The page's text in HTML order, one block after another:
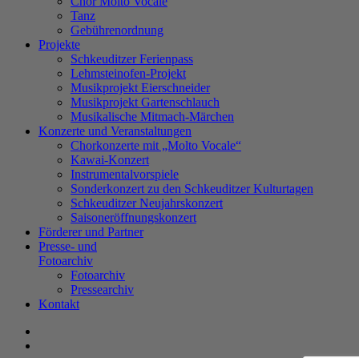
Tanz
Gebührenordnung
Projekte
Schkeuditzer Ferienpass
Lehmsteinofen-Projekt
Musikprojekt Eierschneider
Musikprojekt Gartenschlauch
Musikalische Mitmach-Märchen
Konzerte und Veranstaltungen
Chorkonzerte mit „Molto Vocale“
Kawai-Konzert
Instrumentalvorspiele
Sonderkonzert zu den Schkeuditzer Kulturtagen
Schkeuditzer Neujahrskonzert
Saisoneröffnungskonzert
Förderer und Partner
Presse- und
Fotoarchiv
Fotoarchiv
Pressearchiv
Kontakt